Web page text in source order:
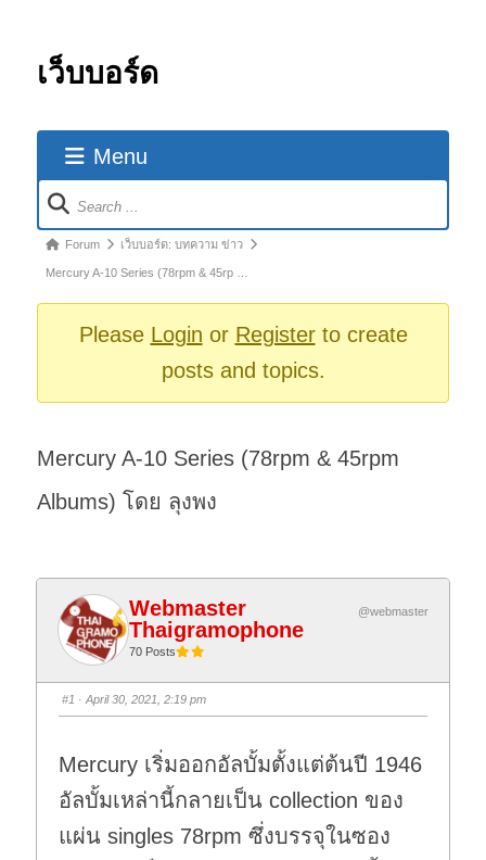
เว็บบอร์ด
Menu
Forum
Navigation
Forum
breadcrumbs
Forum เว็บบอร์ด: บทความ ข่าว
Mercury A-10 Series (78rpm & 45rp …
Please Login or Registerto create
posts and topics.
Mercury A-10 Series (78rpm & 45rpm
Albums) โดย ลุงพง
Webmaster
Thaigramophone
@webmaster
70 Posts
#1 · April 30, 2021, 2:19 pm
Mercury เริ่มออกอัลบั้มตั้งแต่ต้นปี 1946
อัลบั้มเหล่านี้กลายเป็น collection ของ
แผ่น singles 78rpm ซึ่งบรรจุในซอง